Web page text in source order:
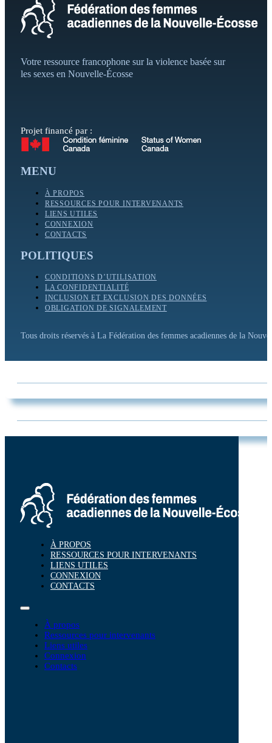
Votre ressource francophone sur la violence basée sur
les sexes en Nouvelle-Écosse
Projet financé par :
MENU
À PROPOS
RESSOURCES POUR INTERVENANTS
LIENS UTILES
CONNEXION
CONTACTS
POLITIQUES
CONDITIONS D’UTILISATION
LA CONFIDENTIALITÉ
INCLUSION ET EXCLUSION DES DONNÉES
OBLIGATION DE SIGNALEMENT
Tous droits réservés à La Fédération des femmes acadiennes de la
À PROPOS
RESSOURCES POUR INTERVENANTS
LIENS UTILES
CONNEXION
CONTACTS
À propos
Ressources pour intervenants
Liens utiles
Connexion
Contacts